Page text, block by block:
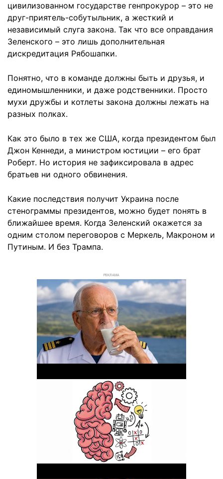
цивилизованном государстве генпрокурор – это не
друг-приятель-собутыльник, а жесткий и
независимый слуга закона. Так что все оправдания
Зеленского – это лишь дополнительная
дискредитация Рябошапки.
Понятно, что в команде должны быть и друзья, и
единомышленники, и даже родственники. Просто
мухи дружбы и котлеты закона должны лежать на
разных полках.
Как это было в тех же США, когда президентом был
Джон Кеннеди, а министром юстиции – его брат
Роберт. Но история не зафиксировала в адрес
братьев ни одного обвинения.
Какие последствия получит Украина после
стенограммы президентов, можно будет понять в
ближайшее время. Когда Зеленский окажется за
одним столом переговоров с Меркель, Макроном и
Путиным. И без Трампа.
РЕКЛАМА